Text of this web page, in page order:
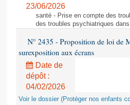
23/06/2026
santé - Prise en compte des
des troubles psychiatriques
N° 2435 - Proposition de loi de
surexposition aux écrans
Date de
dépôt :
04/02/2026
Voir le dossier (Protéger nos enfants